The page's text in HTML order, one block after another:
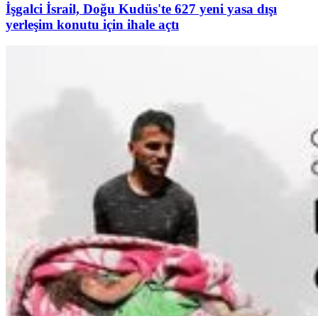
İşgalci İsrail, Doğu Kudüs'te 627 yeni yasa dışı
yerleşim konutu için ihale açtı